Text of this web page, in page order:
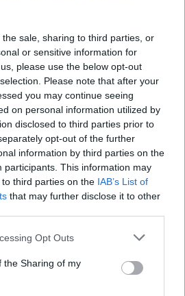
sale, sharing to third parties, or
or sensitive information for
please use the below opt-out
Please note that after your
you may continue seeing
on personal information utilized by
disclosed to third parties prior to
opt-out of the further
information by third parties on the
participants. This information may
third parties on the IAB’s List of
that may further disclose it to other
Opt Outs
the Sharing of my
controllo su
idrici abusivi